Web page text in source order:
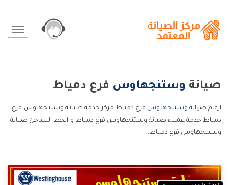
صيانة وستنجهاوس فرع دمياط
ارقام صيانة وستنجهاوس فرع دمياط مركز خدمة صيانة وستنجهاوس فرع
دمياط خدمة عملاء صيانة وستنجهاوس فرع دمياط و الخط الساخن صيانة
وستنجهاوس فرع دمياط.